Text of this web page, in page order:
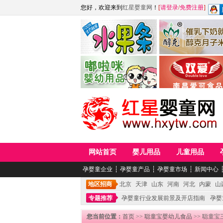
您好，欢迎来到 红星婴童网 ！ [请登录/免费注册]
江西麦嘟嘟食品有限公司
青岛嘟啦咪婴幼儿用品公司
江西醇之客月子米
网站首页 婴儿用品 儿童用品
孕婴童企业 ┆ 孕婴童产品 ┆ 孕婴童市场 ┆ 新闻中心
地区招商 北京 天津 山东 河南 河北 内蒙
山
专题推荐
孕婴童行业发展前景及开店指南 孕
您当前位置： 首页 >> 聪童宝婴幼儿食品 >> 聪童宝